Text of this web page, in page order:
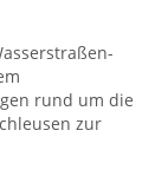
rund um die
zur